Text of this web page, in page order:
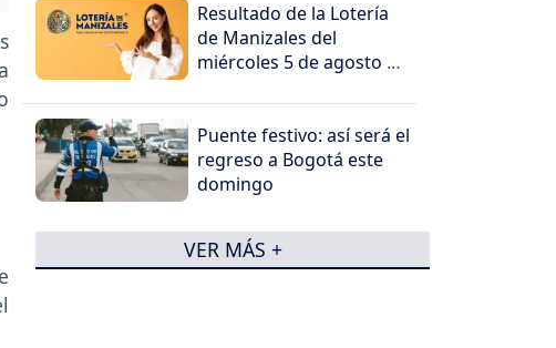
Resultado de la Lotería
de Manizales del
miércoles 5 de agosto de
Puente festivo: así será el
regreso a Bogotá este
domingo
VER MÁS +